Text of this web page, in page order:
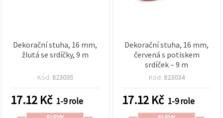
Dekorační stuha, 16 mm,
žlutá se srdíčky, 9 m
Kód: 823035
17.12 Kč 1-9 role
Dekorační stuha, 16 mm,
červená s potiskem
srdíček – 9 m
Kód: 823034
17.12 Kč 1-9 role